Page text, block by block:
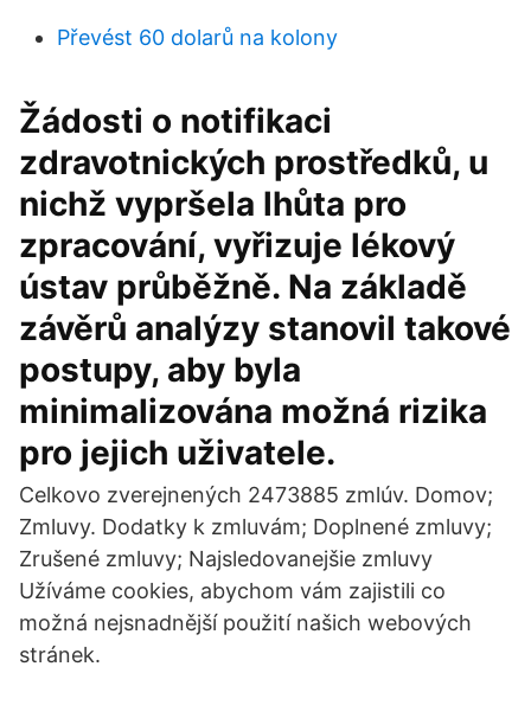
Převést 60 dolarů na kolony
Žádosti o notifikaci
zdravotnických prostředků, u
nichž vypršela lhůta pro
zpracování, vyřizuje lékový
ústav průběžně. Na základě
závěrů analýzy stanovil takové
postupy, aby byla
minimalizována možná rizika
pro jejich uživatele.
Celkovo zverejnených 2473885 zmlúv. Domov;
Zmluvy. Dodatky k zmluvám; Doplnené zmluvy;
Zrušené zmluvy; Najsledovanejšie zmluvy
Užíváme cookies, abychom vám zajistili co
možná nejsnadnější použití našich webových
stránek.